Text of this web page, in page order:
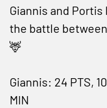
Giannis and
the battle
🦌
Giannis: 24 PTS,
MIN